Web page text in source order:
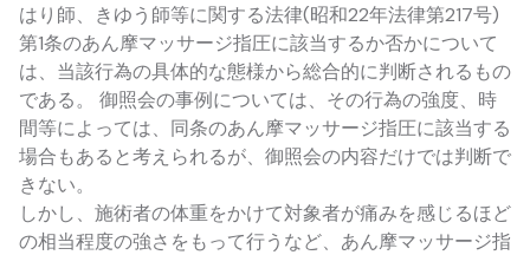
はり師、きゆう師等に関する法律(昭和22年法律第217号)
第1条のあん摩マッサージ指圧に該当するか否かについて
は、当該行為の具体的な態様から総合的に判断されるもの
である。 御照会の事例については、その行為の強度、時
間等によっては、同条のあん摩マッサージ指圧に該当する
場合もあると考えられるが、御照会の内容だけでは判断で
きない。
しかし、施術者の体重をかけて対象者が痛みを感じるほど
の相当程度の強さをもって行うなど、あん摩マッサージ指